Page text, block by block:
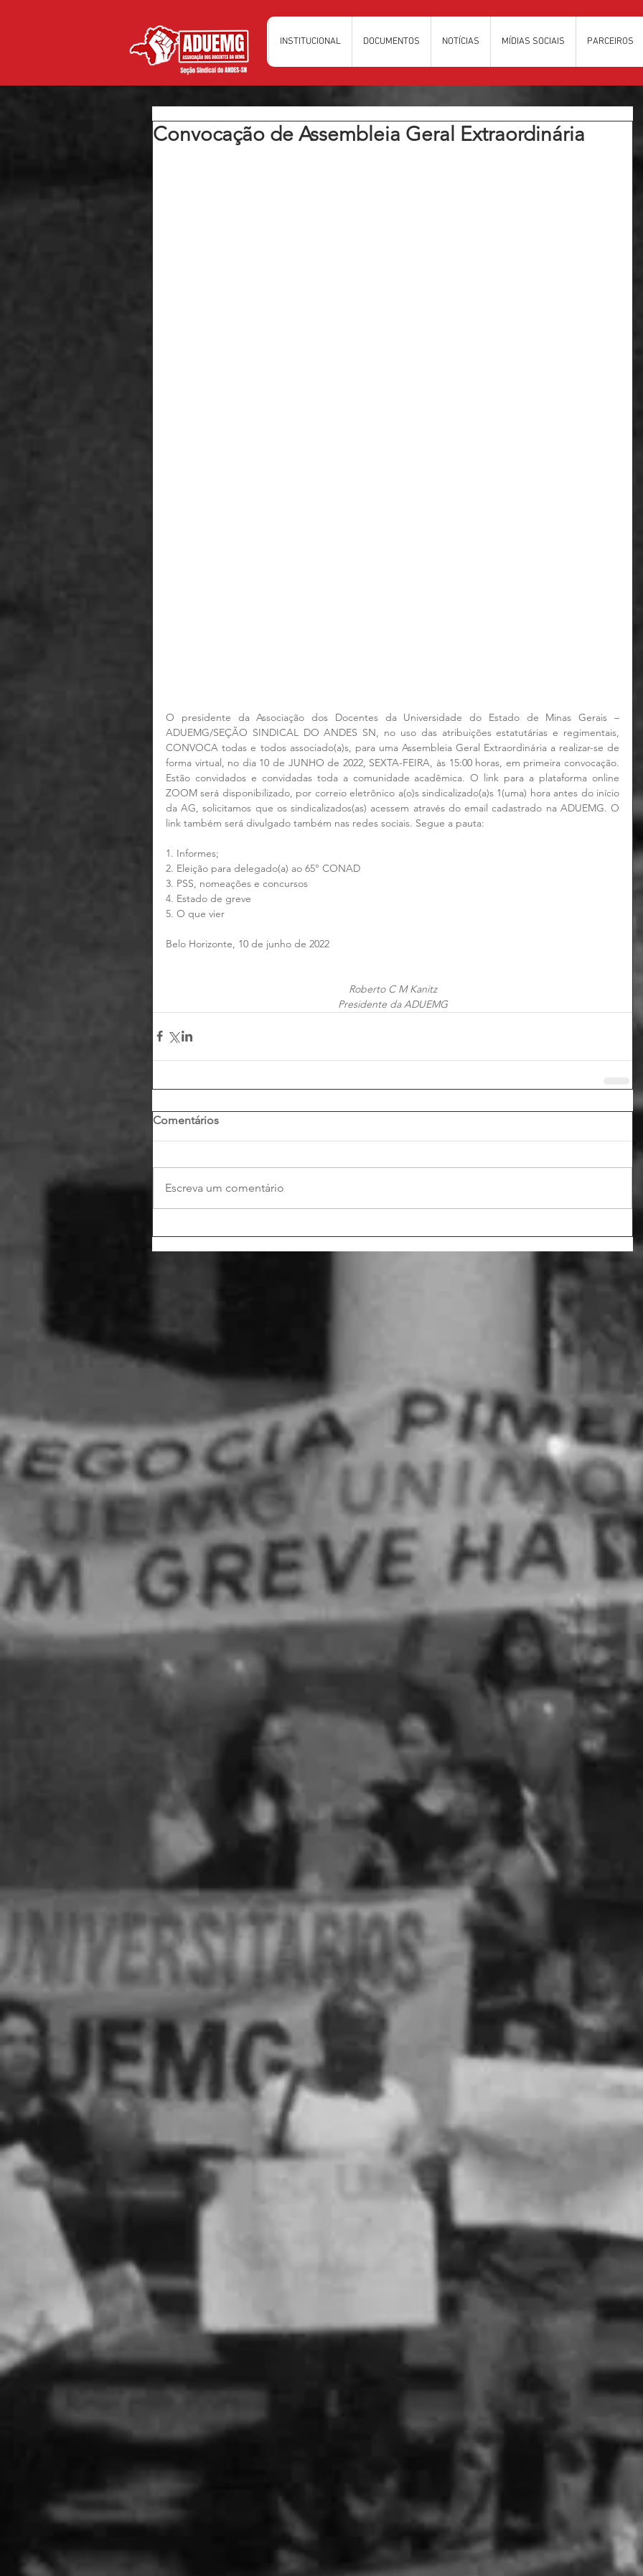
INSTITUCIONAL DOCUMENTOS NOTÍCIAS MÍDIAS SOCIAIS PARCEIROS
Convocação de Assembleia Geral Extraordinária
O presidente da Associação dos Docentes da Universidade do Estado de Minas Gerais –
ADUEMG/SEÇÃO SINDICAL DO ANDES SN, no uso das atribuições estatutárias e regimentais,
CONVOCA todas e todos associado(a)s, para uma Assembleia Geral Extraordinária a realizar-se de
forma virtual, no dia 10 de JUNHO de 2022, SEXTA-FEIRA, às 15:00 horas, em primeira convocação.
Estão convidados e convidadas toda a comunidade acadêmica. O link para a plataforma online
ZOOM será disponibilizado, por correio eletrônico a(o)s sindicalizado(a)s 1(uma) hora antes do início
da AG, solicitamos que os sindicalizados(as) acessem através do email cadastrado na ADUEMG. O
link também será divulgado também nas redes sociais. Segue a pauta:
1. Informes;
2. Eleição para delegado(a) ao 65° CONAD
3. PSS, nomeações e concursos
4. Estado de greve
5. O que vier
Belo Horizonte, 10 de junho de 2022
Roberto C M Kanitz
Presidente da ADUEMG
Comentários
Escreva um comentário